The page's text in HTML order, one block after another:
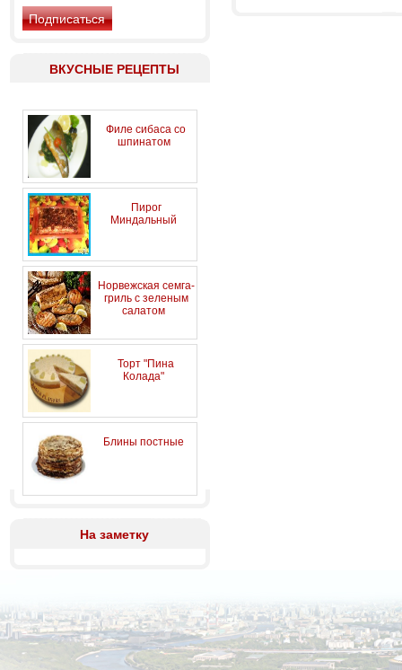
ВКУСНЫЕ РЕЦЕПТЫ
Филе сибаса со
шпинатом
Пирог
Миндальный
Норвежская семга-
гриль с зеленым
салатом
Торт "Пина
Колада"
Блины постные
На заметку